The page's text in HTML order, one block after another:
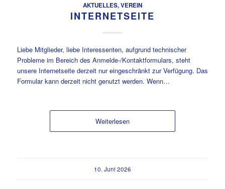
AKTUELLES,VEREIN
INTERNETSEITE
Liebe Mitglieder, liebe Interessenten, aufgrund technischer
Probleme im Bereich des Anmelde-/Kontaktformulars, steht
unsere Internetseite derzeit nur eingeschränkt zur Verfügung. Das
Formular kann derzeit nicht genutzt werden. Wenn…
Weiterlesen
10. Juni 2026